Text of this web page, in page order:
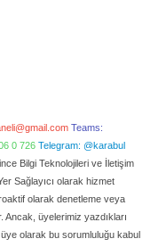
Teams:
0 726 Telegram: @karabul
Bilgi Teknolojileri ve İletişim
Sağlayıcı olarak hizmet
olarak denetleme veya
Ancak, üyelerimiz yazdıkları
olarak bu sorumluluğu kabul